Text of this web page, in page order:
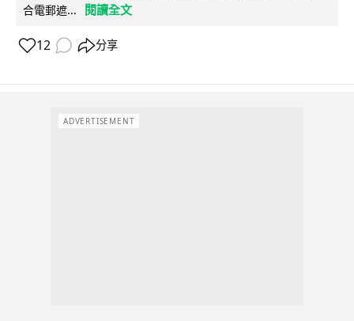
合電郵遮...
閱讀全文
12 分享
ADVERTISEMENT